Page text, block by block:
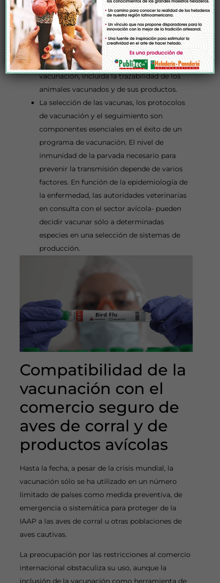
mejor las estrategias de vacunación.
La capacidad para garantizar la trazabilidad
de todo el proceso, desde la producción de
la vacuna hasta la administración en la
explotación y el seguimiento post-
vacunación, incluida la trazabilidad de los
animales vacunados y de sus productos.
La selección de las vacunas, los protocolos
de vacunación y el seguimiento son
componentes esenciales en el éxito de un
programa de vacunación. El nivel de
inmunidad de la parvada necesario para
prevenir la transmisión depende de varios
factores. En función de la epidemiología de
la enfermedad, las autoridades veterinarias
en consulta con el sector avícola- pueden
decidir vacunar sólo a determinadas
especies en una selección de sistemas de
producción.
Compatibilidad de la
vacunación con el
comercio seguro de
aves de corral y de
productos avícolas
Hasta la fecha, a pesar de la crisis mundial, la
vacunación sólo se ha utilizado en un número
limitado de países como medida preventiva, de
emergencia o sistemática para proteger de la
IAAP a las aves de corral u otras poblaciones de
aves cautivas.
La preocupación por las restricciones al comercio
internacional obstaculiza su uso, aunque la
inclusión de la vacunación como herramienta de